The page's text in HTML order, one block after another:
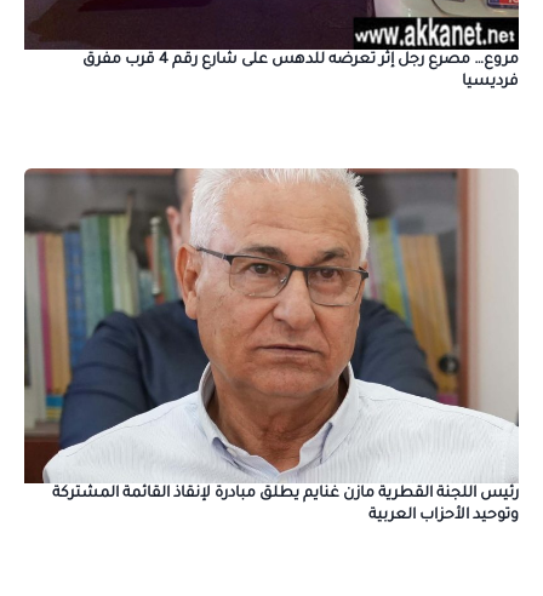
مروع… مصرع رجل إثر تعرضه للدهس على شارع رقم 4 قرب مفرق
فرديسيا
رئيس اللجنة القطرية مازن غنايم يطلق مبادرة لإنقاذ القائمة المشتركة
وتوحيد الأحزاب العربية